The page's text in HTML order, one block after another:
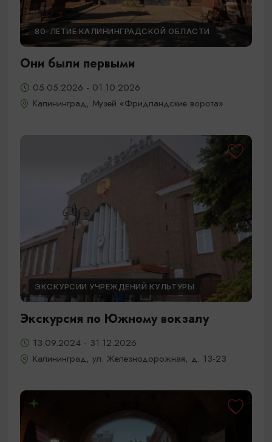
80-ЛЕТИЕ КАЛИНИНГРАДСКОЙ ОБЛАСТИ
Они были первыми
05.05.2026 - 01.10.2026
Калининград, Музей «Фридландские ворота»
ЭКСКУРСИИ УЧРЕЖДЕНИЙ КУЛЬТУРЫ
Экскурсия по Южному вокзалу
13.09.2024 - 31.12.2026
Калининград, ул. Железнодорожная, д. 13-23